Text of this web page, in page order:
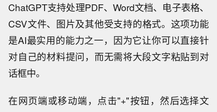
ChatGPT支持处理PDF、Word文档、电子表格、
CSV文件、图片及其他受支持的格式。这项功能
是AI最实用的能力之一，因为它让你可以直接针
对自己的材料提问，而无需将大段文字粘贴到对
话框中。
在网页端或移动端，点击"+"按钮，然后选择文